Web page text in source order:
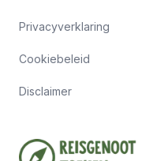
Privacyverklaring
Cookiebeleid
Disclaimer